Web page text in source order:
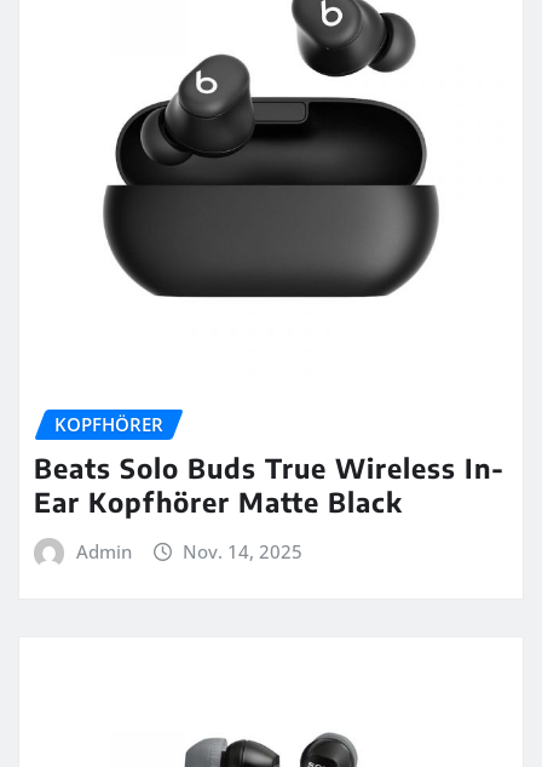
KOPFHÖRER
Beats Solo Buds True Wireless In-
Ear Kopfhörer Matte Black
Admin Nov. 14, 2025